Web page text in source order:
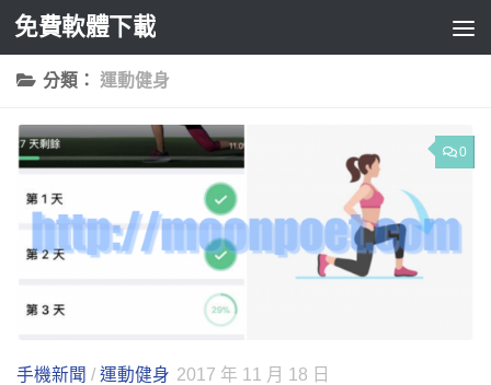
Skip to content
免費軟體下載
分類： 運動健身
0
手機新聞 / 運動健身 2017 年 11 月 18 日